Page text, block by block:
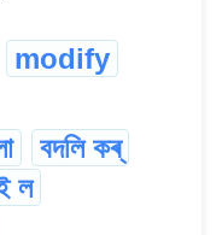
modify
বদলি কৰ্
ল